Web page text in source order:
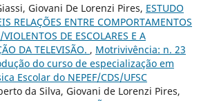
Giovani De Lorenzi Pires, ESTUDO
RELAÇÕES ENTRE COMPORTAMENTOS
VIOLENTOS DE ESCOLARES E A
DA TELEVISÃO. , Motrivivência: n. 23
do curso de especialização em
Escolar do NEPEF/CDS/UFSC
da Silva, Giovani de Lorenzi Pires,